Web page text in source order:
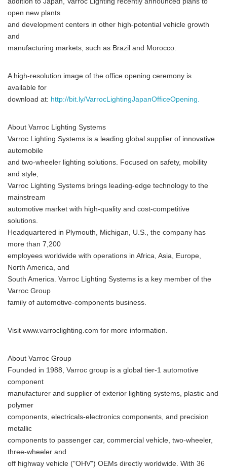
open new plants
and development centers in other high-potential vehicle growth
and
manufacturing markets, such as Brazil and Morocco.
A high-resolution image of the office opening ceremony is
available for
download at: http://bit.ly/VarrocLightingJapanOfficeOpening.
About Varroc Lighting Systems
Varroc Lighting Systems is a leading global supplier of innovative
automobile
and two-wheeler lighting solutions. Focused on safety, mobility
and style,
Varroc Lighting Systems brings leading-edge technology to the
mainstream
automotive market with high-quality and cost-competitive
solutions.
Headquartered in Plymouth, Michigan, U.S., the company has
more than 7,200
employees worldwide with operations in Africa, Asia, Europe,
North America, and
South America. Varroc Lighting Systems is a key member of the
Varroc Group
family of automotive-components business.
Visit www.varroclighting.com for more information.
About Varroc Group
Founded in 1988, Varroc group is a global tier-1 automotive
component
manufacturer and supplier of exterior lighting systems, plastic and
polymer
components, electricals-electronics components, and precision
metallic
components to passenger car, commercial vehicle, two-wheeler,
three-wheeler and
off highway vehicle ("OHV") OEMs directly worldwide. With 36